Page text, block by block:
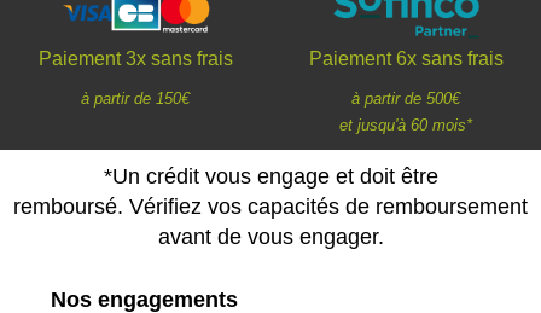
Paiement 3x sans frais
à partir de 150€
Paiement 6x sans frais
à partir de 500€
et jusqu'à 60 mois*
*Un crédit vous engage et doit être
remboursé. Vérifiez vos capacités de remboursement
avant de vous engager.
Nos engagements